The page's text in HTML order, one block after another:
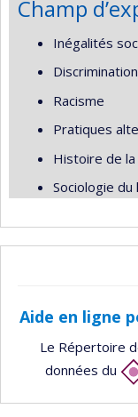
Champ
Inégalités
Racisme
Pratiques
Histoire de
Sociologie du
Aide en ligne
Le Répertoire
données du